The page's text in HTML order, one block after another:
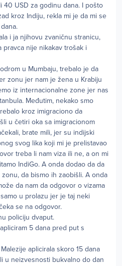
40 USD za godinu dana. I pošto
kroz Indiju, rekla mi je da mi se
i ja njihovu zvaničnu stranicu,
pravca nije nikakav trošak i
u Mumbaju, trebalo je da
zonu jer nam je žena u Krabiju
iz internacionalne zone jer nas
Međutim, nekako smo
kroz imigraciono da
u četiri oka sa imigracionom
brate mili, jer su indijski
svog lika koji mi je prelistavao
treba li nam viza ili ne, a on mi
IndiGo. A onda dodao da da
da bismo ih zaobišli. A onda
da nam da odgovor o vizama
u prolazu jer je taj neki
se na odgovor.
policiju dvaput.
5 dana pred put s
aplicirala skoro 15 dana
u neizvesnosti bukvalno do dan